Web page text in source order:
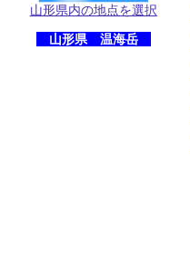
山形県内の地点を選択
山形県 温海岳